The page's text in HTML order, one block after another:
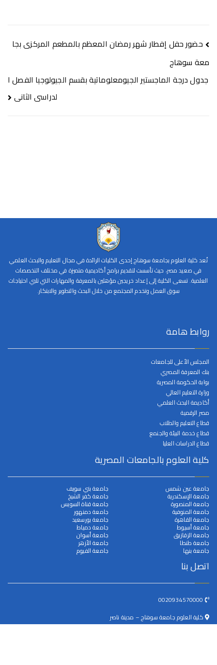
حضور حفل إفطار شهر رمضان المعظم بالمطعم المركزى بجا
معة سوهاج
جدول درجة الماجستير الجيومعلوماتية بقسم الجيولوجيا الفصل ا
لدراسى الثانى
تُعد كلية العلوم بجامعة سوهاج إحدى الكليات الرائدة في مجال التعليم والبحث العلمي
في صعيد مصر، حيث تأسست لتقديم برامج أكاديمية متميزة في مختلف التخصصات
العلمية. تسعى الكلية إلى إعداد خريجين مؤهلين بالمعرفة والمهارات التي تلبي احتياجات
سوق العمل وتخدم المجتمع من خلال البحث والتطوير والابتكار.
روابط هامة
المجلس الأعلى للجامعات
بنك المعرفة المصري
بوابة الحكومة المصرية
وزارة التعليم العالي
أكاديمة البحث العلمي
مصر الرقمية
قطاع التعليم والطلاب
قطاع خدمة البيئة والجنمع
قطاع الدراسات العليا
كلية العلوم بالجامعات المصرية
جامعة عين شمس
جامعة الإسكندرية
جامعة المنصورة
جامعة المنوفية
جامعة القاهرة
جامعة أسيوط
جامعة الزقازيق
جامعة طنطا
جامعة بنها
جامعة بني سويف
جامعة كفر الشيخ
جامعة قناة السويس
جامعة دمنهور
جامعة بورسعيد
جامعة دمياط
جامعة أسوان
جامعة الأزهر
جامعة الفيوم
اتصل بنا
كلية العلوم جامعة سوهاج – مدينة ناصر